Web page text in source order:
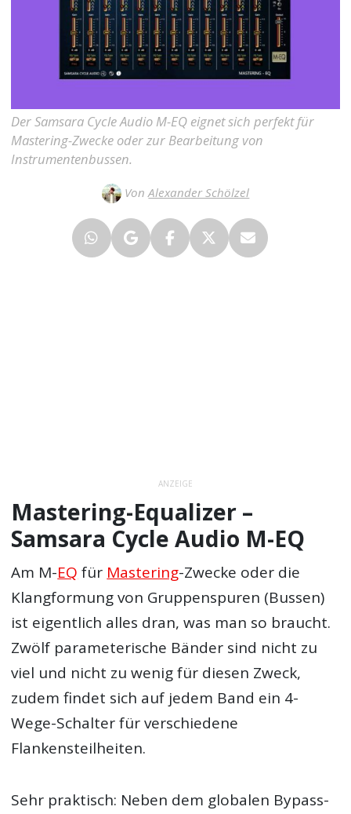
Der Samsara Cycle Audio M-EQ eignet sich perfekt für
Mastering-Zwecke oder zur Bearbeitung von
Instrumentenbussen.
VonAlexander Schölzel
ANZEIGE
Mastering-Equalizer –
Samsara Cycle Audio M-EQ
Am M-EQ für Mastering-Zwecke oder die
Klangformung von Gruppenspuren (Bussen)
ist eigentlich alles dran, was man so braucht.
Zwölf parameterische Bänder sind nicht zu
viel und nicht zu wenig für diesen Zweck,
zudem findet sich auf jedem Band ein 4-
Wege-Schalter für verschiedene
Flankensteilheiten.
Sehr praktisch: Neben dem globalen Bypass-